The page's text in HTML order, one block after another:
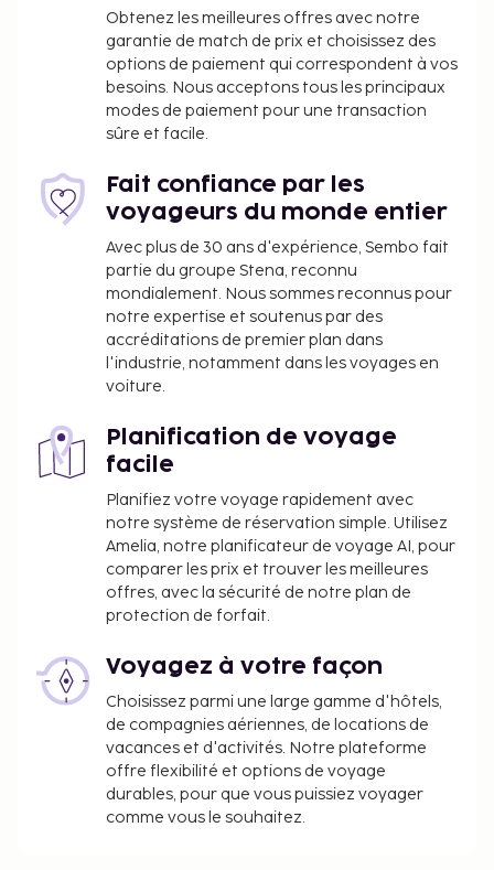
comprend le dispositif de sécurité suivant : un
extincteur Cet hébergement comporte des espaces
extérieurs comme des balcons, des patios ou des
terrasses potentiellement non adaptés aux enfants.
Si vous avez des questions, nous vous
votre arrivée afin de savoir s'il peut vous accueillir
dans une chambre adéquate. . Special instructions:
Le personnel de la réception vous accueillera sur
place. Les informations fournies par l’hébergement
peuvent être traduites à l’aide d’outils de traduction
automatique.. Minimum age: 18. Check in from: 14 h
00. Check in to: à tout moment. . Check out: 11 h 30.
Obtenez les meilleures offres avec notre
garantie de match de prix et choisissez des
options de paiement qui correspondent à vos
besoins. Nous acceptons tous les principaux
modes de paiement pour une transaction
sûre et facile.
Fait confiance par les
voyageurs du monde entier
Avec plus de 30 ans d'expérience, Sembo fait
partie du groupe Stena, reconnu
mondialement. Nous sommes reconnus pour
notre expertise et soutenus par des
accréditations de premier plan dans
l'industrie, notamment dans les voyages en
voiture.
Planification de voyage
facile
Planifiez votre voyage rapidement avec
notre système de réservation simple. Utilisez
Amelia, notre planificateur de voyage AI, pour
comparer les prix et trouver les meilleures
offres, avec la sécurité de notre plan de
protection de forfait.
Voyagez à votre façon
Choisissez parmi une large gamme d'hôtels,
de compagnies aériennes, de locations de
vacances et d'activités. Notre plateforme
offre flexibilité et options de voyage
durables, pour que vous puissiez voyager
comme vous le souhaitez.